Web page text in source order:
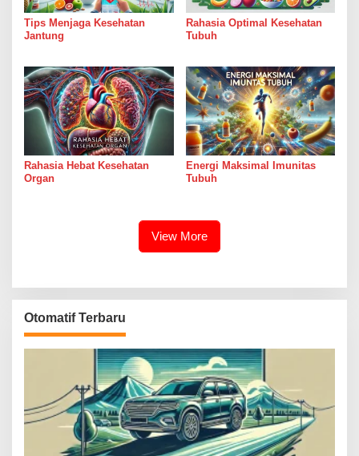
Tips Menjaga Kesehatan
Jantung
Rahasia Optimal Kesehatan
Tubuh
Rahasia Hebat Kesehatan
Organ
Energi Maksimal Imunitas
Tubuh
View More
Otomatif Terbaru